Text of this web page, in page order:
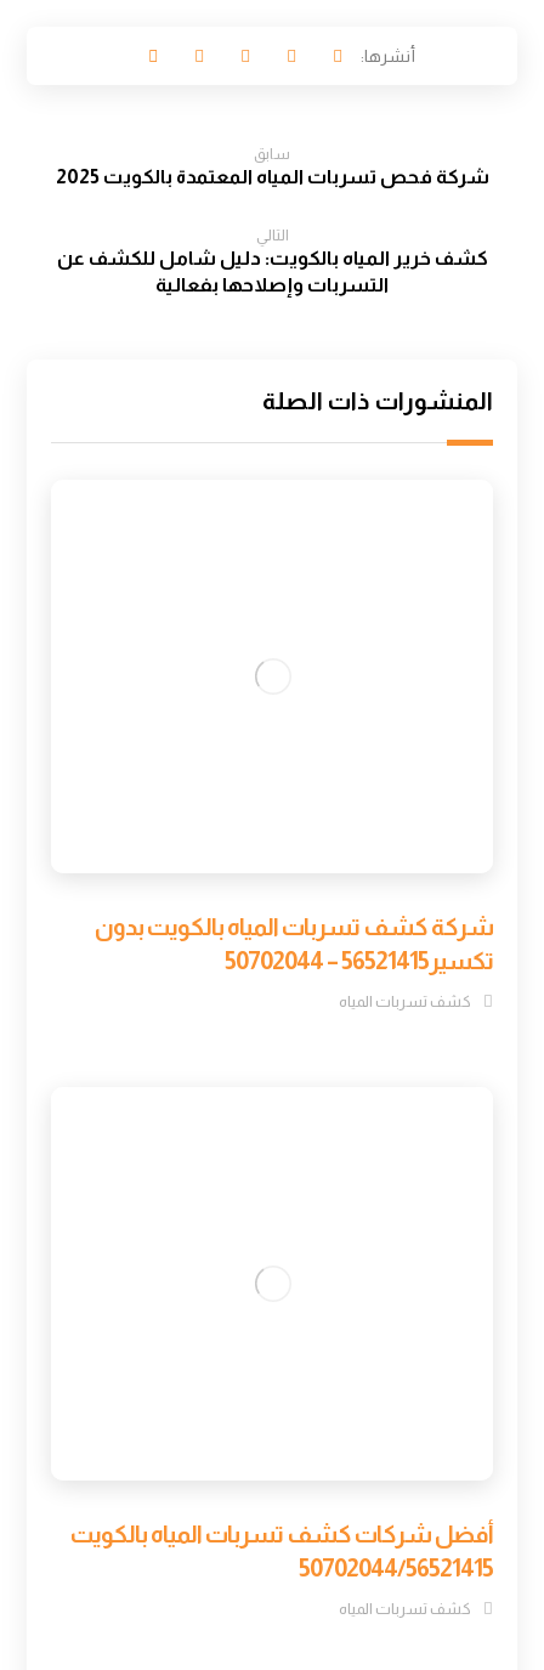
سابق
شركة فحص تسربات المياه المعتمدة بالكويت 2025
التالي
كشف خرير المياه بالكويت: دليل شامل للكشف عن
التسربات وإصلاحها بفعالية
المنشورات ذات الصلة
شركة كشف تسربات المياه بالكويت بدون
تكسير56521415 – 50702044
كشف تسربات المياه
أفضل شركات كشف تسربات المياه بالكويت
50702044/56521415
كشف تسربات المياه